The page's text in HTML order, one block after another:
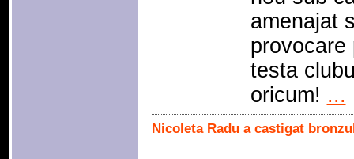
amenajat
provocare
testa
oricum! ...
Nicoleta Radu a castigat